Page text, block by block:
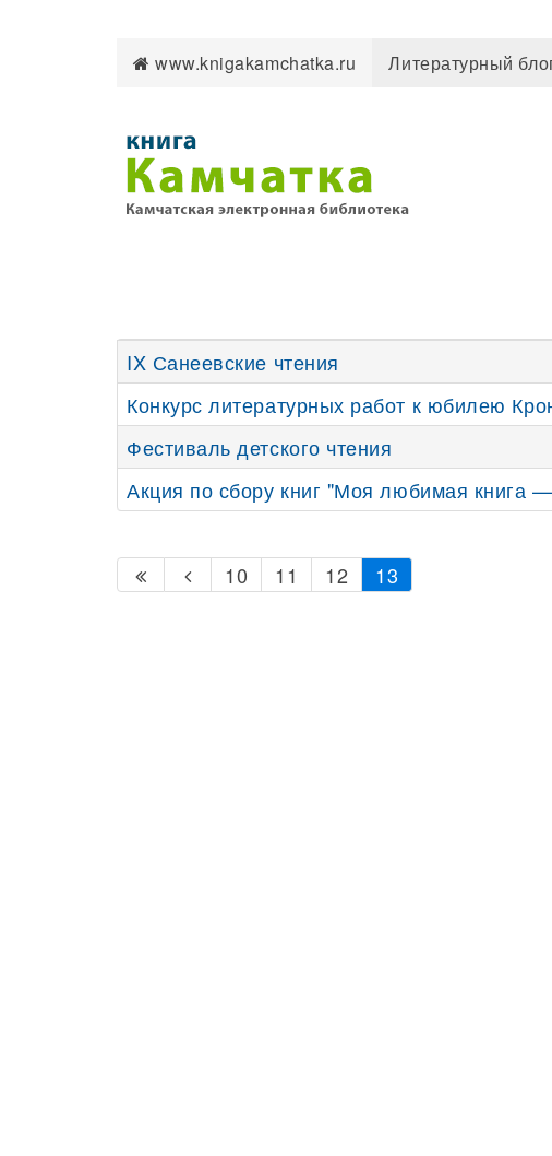
www.knigakamchatka.ru Литературный
IX Санеевские чтения
Конкурс литературных работ к юбилею
Фестиваль детского чтения
Акция по сбору книг "Моя любимая книга
10
11 12 13